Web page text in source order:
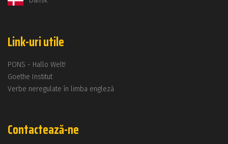
Link-uri utile
PONS - Hallo Welt!
Goethe Institut
Verbe neregulate în limba engleză
Contactează-ne